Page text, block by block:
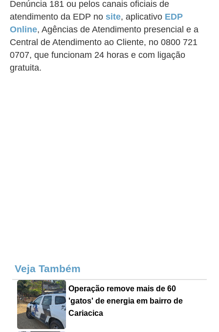
Denúncia 181 ou pelos canais oficiais de
atendimento da EDP no site, aplicativo EDP
Online, Agências de Atendimento presencial e a
Central de Atendimento ao Cliente, no 0800 721
0707, que funcionam 24 horas e com ligação
gratuita.
Veja Também
Operação remove mais de 60
'gatos' de energia em bairro de
Cariacica